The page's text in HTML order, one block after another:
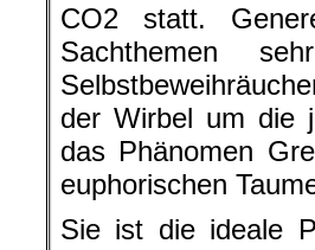
CO2 statt.
Sachthemen
der Wirbel um die
das Phänomen
euphorischen
Sie ist die ideale